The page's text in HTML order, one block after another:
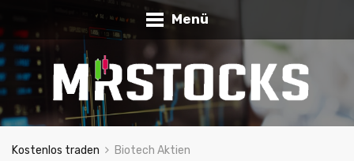
Menü
Kostenlos traden Biotech Aktien